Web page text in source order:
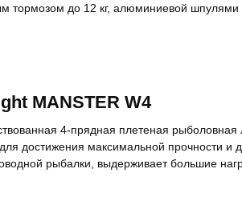
до 12 кг, алюминиевой шпулями
MANSTER W4
4-прядная плетеная рыболовная
достижения максимальной прочности и
рыбалки, выдерживает большие